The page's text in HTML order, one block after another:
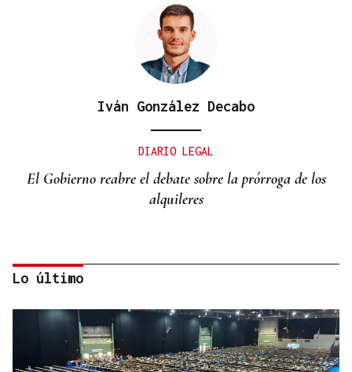
Iván González Decabo
DIARIO LEGAL
El Gobierno reabre el debate sobre la prórroga de los
alquileres
Miguel Abad Vila
Lo último